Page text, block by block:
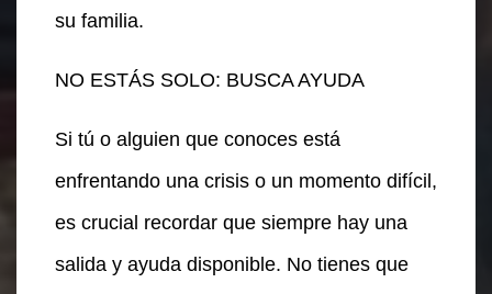
su familia.
NO ESTÁS SOLO: BUSCA AYUDA
Si tú o alguien que conoces está
enfrentando una crisis o un momento difícil,
es crucial recordar que siempre hay una
salida y ayuda disponible. No tienes que